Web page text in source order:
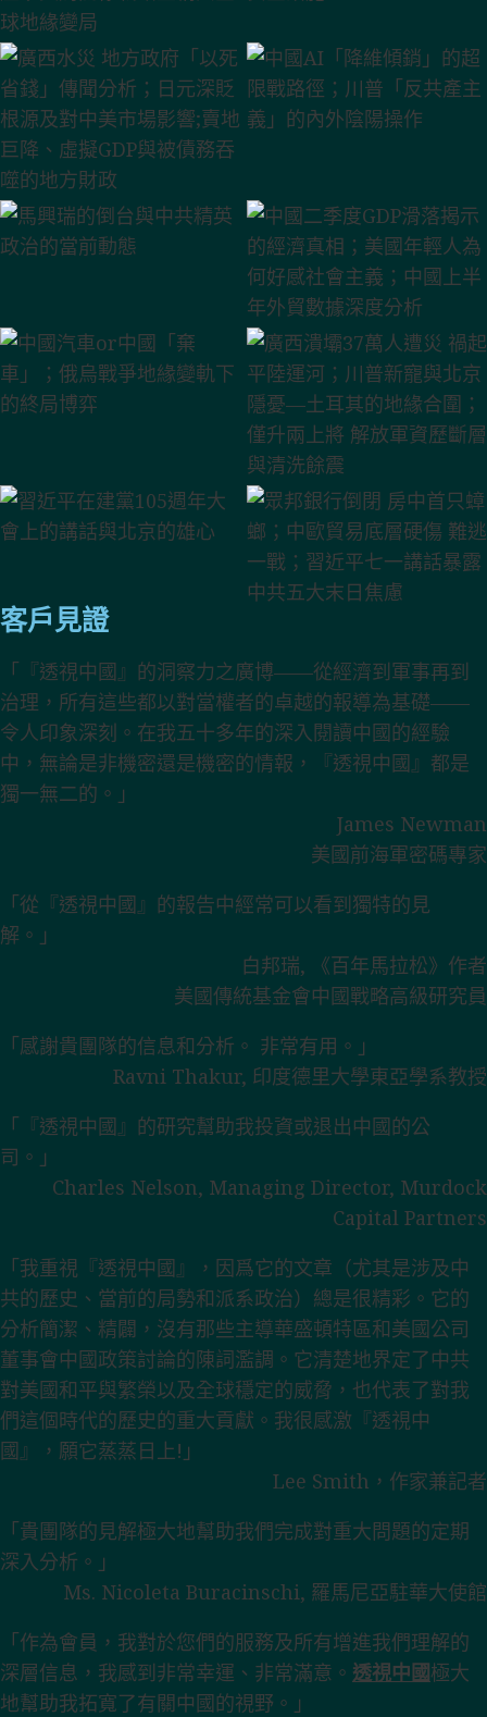
客戶見證
「『透視中國』的洞察力之廣博——從經濟到軍事再到
治理，所有這些都以對當權者的卓越的報導為基礎——
令人印象深刻。在我五十多年的深入閱讀中國的經驗
中，無論是非機密還是機密的情報，『透視中國』都是
獨一無二的。」
James Newman
美國前海軍密碼專家
「從『透視中國』的報告中經常可以看到獨特的見
解。」
白邦瑞, 《百年馬拉松》作者
美國傳統基金會中國戰略高級研究員
「感謝貴團隊的信息和分析。 非常有用。」
Ravni Thakur, 印度德里大學東亞學系教授
「『透視中國』的研究幫助我投資或退出中國的公
司。」
Charles Nelson, Managing Director, Murdock
Capital Partners
「我重視『透視中國』，因爲它的文章（尤其是涉及中
共的歷史、當前的局勢和派系政治）總是很精彩。它的
分析簡潔、精闢，沒有那些主導華盛頓特區和美國公司
董事會中國政策討論的陳詞濫調。它清楚地界定了中共
對美國和平與繁榮以及全球穩定的威脅，也代表了對我
們這個時代的歷史的重大貢獻。我很感激『透視中
國』，願它蒸蒸日上!」
Lee Smith，作家兼記者
「貴團隊的見解極大地幫助我們完成對重大問題的定期
深入分析。」
Ms. Nicoleta Buracinschi, 羅馬尼亞駐華大使館
「作為會員，我對於您們的服務及所有增進我們理解的
深層信息，我感到非常幸運、非常滿意。 透視中國極大
地幫助我拓寬了有關中國的視野。」